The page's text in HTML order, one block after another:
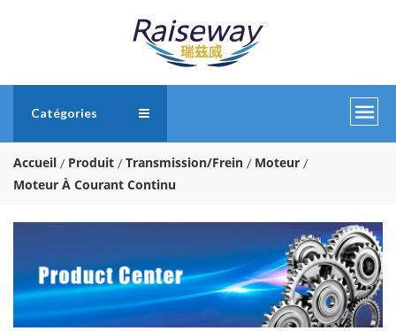
Catégories
Accueil Produit Transmission/Frein
Moteur
Moteur À Courant Continu